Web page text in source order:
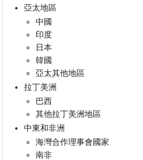
亞太地區
中國
印度
日本
韓國
亞太其他地區
拉丁美洲
巴西
其他拉丁美洲地區
中東和非洲
海灣合作理事會國家
南非